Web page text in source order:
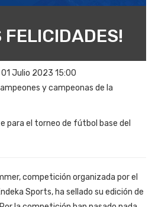
FELICIDADES!
01 Julio 2023 15:00
y campeonas de la
para el torneo de fútbol base del
competición organizada por el
Sports, ha sellado su edición de